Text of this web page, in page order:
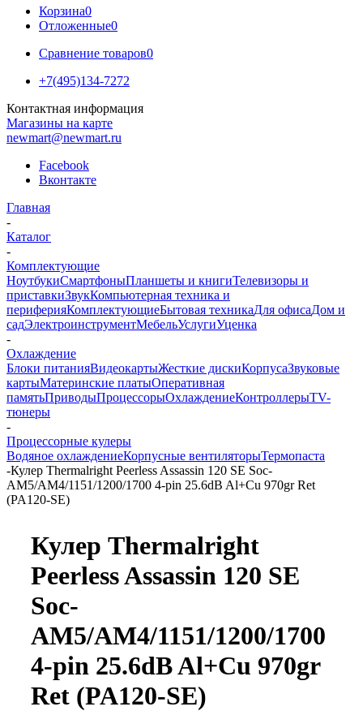
Корзина0
Отложенные0
Сравнение товаров0
+7(495)134-7272
Контактная информация
Магазины на карте
newmart@newmart.ru
Facebook
Вконтакте
Главная
-
Каталог
-
Комплектующие
НоутбукиСмартфоныПланшеты и книгиТелевизоры и
приставкиЗвукКомпьютерная техника и
периферияКомплектующиеБытовая техникаДля офисаДом и
садЭлектроинструментМебельУслугиУценка
-
Охлаждение
Блоки питанияВидеокартыЖесткие дискиКорпусаЗвуковые
картыМатеринские платыОперативная
памятьПриводыПроцессорыОхлаждениеКонтроллерыTV-
тюнеры
-
Процессорные кулеры
Водяное охлаждениеКорпусные вентиляторыТермопаста
-Кулер Thermalright Peerless Assassin 120 SE Soc-
AM5/AM4/1151/1200/1700 4-pin 25.6dB Al+Cu 970gr Ret
(PA120-SE)
Кулер Thermalright
Peerless Assassin 120 SE
Soc-
AM5/AM4/1151/1200/1700
4-pin 25.6dB Al+Cu 970gr
Ret (PA120-SE)